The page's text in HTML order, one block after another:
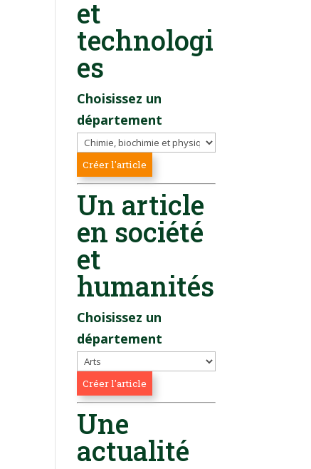
et
technologi
es
Choisissez un
département
Un article
en société
et
humanités
Choisissez un
département
Une
actualité